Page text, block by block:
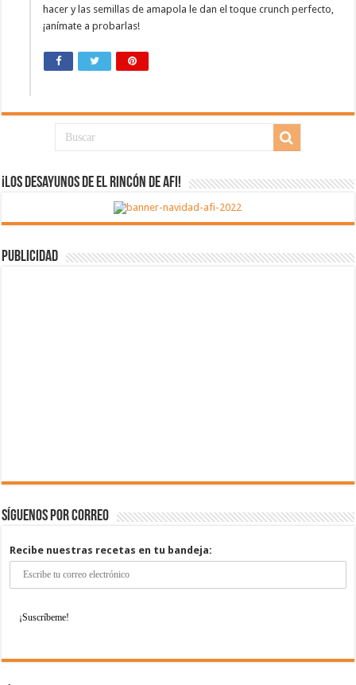
hacer y las semillas de amapola le dan el toque crunch perfecto,
¡anímate a probarlas!
¡Los desayunos de El Rincón de Afi!
Publicidad
Síguenos por correo
Recibe nuestras recetas en tu bandeja: